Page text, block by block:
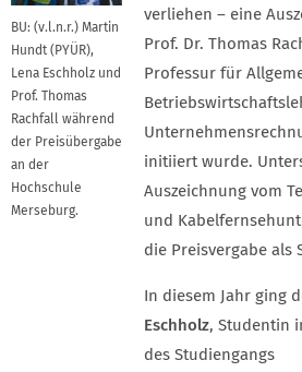
BU: (v.l.n.r.) Martin
Hundt (PYÜR),
Lena Eschholz und
Prof. Thomas
Rachfall während
der Preisübergabe
an der
Hochschule
Merseburg.
verliehen – eine
Prof. Dr. Thomas
Professur für
initiiert wurde.
Auszeichnung vom
und
die Preisvergabe als
In diesem Jahr ging
Eschholz, Studentin
des Studiengangs